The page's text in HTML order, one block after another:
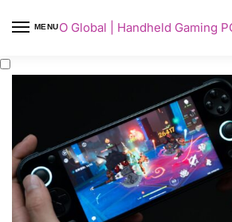
MENU
AYANEO Global | Handheld Gaming